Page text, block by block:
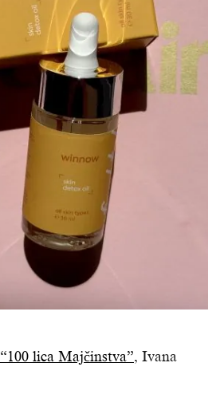
“100 lica Majčinstva”, Ivana